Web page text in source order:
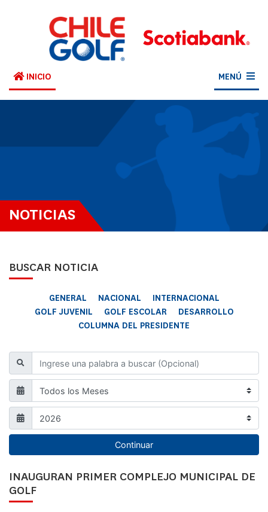
INICIO MENÚ
NOTICIAS
BUSCAR NOTICIA
GENERAL NACIONAL
INTERNACIONAL
GOLF JUVENIL
GOLF ESCOLAR
DESARROLLO
COLUMNA DEL PRESIDENTE
Continuar
INAUGURAN PRIMER COMPLEJO MUNICIPAL DE
GOLF